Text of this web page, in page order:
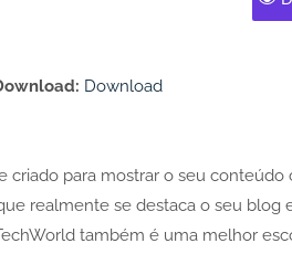
Download
para mostrar o seu conteúdo
realmente se destaca o seu blog
também é uma melhor